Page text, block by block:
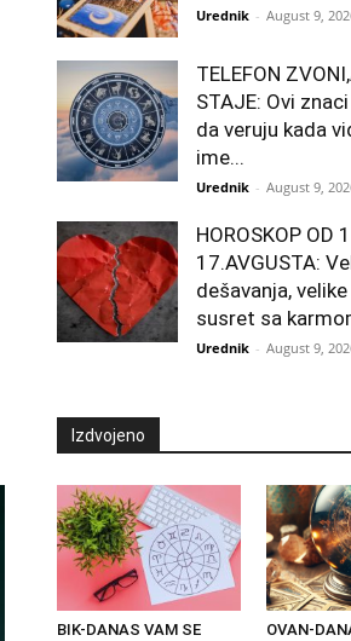
Urednik - August 9,
TELEFON
STAJE: Ovi
da veruju kada
ime...
Urednik - August 9,
HOROSKOP OD
17.AVGUSTA:
dešavanja,
susret sa
Urednik - August 9,
Izdvojeno
BIK-DANAS VAM SE
OVAN-